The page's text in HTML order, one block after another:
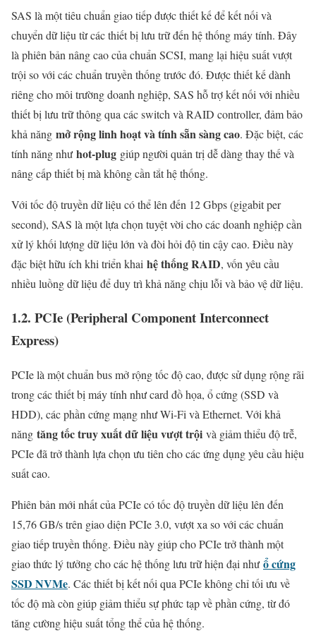
SAS là một tiêu chuẩn giao tiếp được thiết kế để kết nối và
chuyển dữ liệu từ các thiết bị lưu trữ đến hệ thống máy tính. Đây
là phiên bản nâng cao của chuẩn SCSI, mang lại hiệu suất vượt
trội so với các chuẩn truyền thống trước đó. Được thiết kế dành
riêng cho môi trường doanh nghiệp, SAS hỗ trợ kết nối với nhiều
thiết bị lưu trữ thông qua các switch và RAID controller, đảm bảo
khả năng mở rộng linh hoạt và tính sẵn sàng cao. Đặc biệt, các
tính năng nhưhot-plug giúp người quản trị dễ dàng thay thế và
nâng cấp thiết bị mà không cần tắt hệ thống.
Với tốc độ truyền dữ liệu có thể lên đến 12 Gbps (gigabit per
second), SAS là một lựa chọn tuyệt vời cho các doanh nghiệp cần
xử lý khối lượng dữ liệu lớn và đòi hỏi độ tin cậy cao. Điều này
đặc biệt hữu ích khi triển khai hệ thống RAID, vốn yêu cầu
nhiều luồng dữ liệu để duy trì khả năng chịu lỗi và bảo vệ dữ liệu.
1.2. PCIe (Peripheral Component Interconnect
Express)
PCIe là một chuẩn bus mở rộng tốc độ cao, được sử dụng rộng rãi
trong các thiết bị máy tính như card đồ họa, ổ cứng (SSD và
HDD), các phần cứng mạng như Wi-Fi và Ethernet. Với khả
năng tăng tốc truy xuất dữ liệu vượt trội và giảm thiểu độ trễ,
PCIe đã trở thành lựa chọn ưu tiên cho các ứng dụng yêu cầu hiệu
suất cao.
Phiên bản mới nhất của PCIe có tốc độ truyền dữ liệu lên đến
15,76 GB/s trên giao diện PCIe 3.0, vượt xa so với các chuẩn
giao tiếp truyền thống. Điều này giúp cho PCIe trở thành một
giao thức lý tưởng cho các hệ thống lưu trữ hiện đại nhưổ cứng
SSD NVMe. Các thiết bị kết nối qua PCIe không chỉ tối ưu về
tốc độ mà còn giúp giảm thiểu sự phức tạp về phần cứng, từ đó
tăng cường hiệu suất tổng thể của hệ thống.